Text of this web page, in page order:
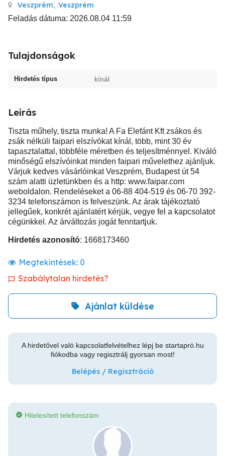
Veszprém, Veszprém
Feladás dátuma: 2026.08.04 11:59
Tulajdonságok
Hirdetés típus kínál
Leírás
Tiszta műhely, tiszta munka! A Fa Elefánt Kft zsákos és
zsák nélküli faipari elszívókat kínál, több, mint 30 év
tapasztalattal, többféle méretben és teljesítménnyel. Kiváló
minőségű elszívóinkat minden faipari művelethez ajánljuk.
Várjuk kedves vásárlóinkat Veszprém, Budapest út 54
szám alatti üzletünkben és a http: www.faipar.com
weboldalon. Rendeléseket a 06-88 404-519 és 06-70 392-
3234 telefonszámon is felveszünk. Az árak tájékoztató
jellegűek, konkrét ajánlatért kérjük, vegye fel a kapcsolatot
cégünkkel. Az árváltozás jogát fenntartjuk.
Hirdetés azonosító: 1668173460
Megtekintések: 0
Szabálytalan hirdetés?
Ajánlat küldése
A hirdetővel való kapcsolatfelvételhez lépj be startapró.hu
fiókodba vagy regisztrálj gyorsan most!
Belépés / Regisztráció
Hitelesített telefonszám